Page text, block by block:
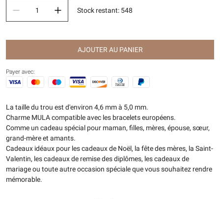
Stock restant: 548
AJOUTER AU PANIER
Payer avec:
La taille du trou est d'environ 4,6 mm à 5,0 mm.
Charme MULA compatible avec les bracelets européens.
Comme un cadeau spécial pour maman, filles, mères, épouse, sœur,
grand-mère et amants.
Cadeaux idéaux pour les cadeaux de Noël, la fête des mères, la Saint-
Valentin, les cadeaux de remise des diplômes, les cadeaux de
mariage ou toute autre occasion spéciale que vous souhaitez rendre
mémorable.